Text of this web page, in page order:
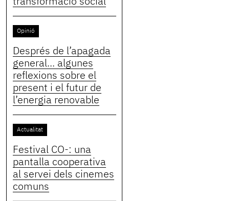
Opinió
Després de l’apagada
general... algunes
reflexions sobre el
present i el futur de
l’energia renovable
Actualitat
Festival CO-: una
pantalla cooperativa
al servei dels cinemes
comuns